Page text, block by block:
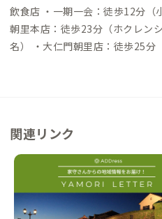
在宅の場合、以下の通り送迎し
い。 ・到着時お迎え→1日1回、17時「小樽築港駅」→「小樽C
邸」 ・退出時お送り→1日1回
飲食店 ・一期一会：徒歩12分（
朝里本店：徒歩23分（ホクレン
名） ・大仁門朝里店：徒歩25分
車20分（ジャンボ餃子・ごま油
ョップ FoodFarm朝里店：徒歩
ックストア・シャトレーゼ） ・
関連リンク